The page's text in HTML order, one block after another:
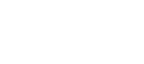
効果まとめ】#ダイエット #筋トレ
め】#バナナ #ダイエット #筋ト
エット #プロテイン #痩せる